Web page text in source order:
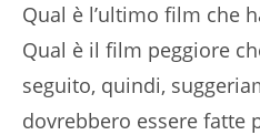
Qual è l’ultimo film che
Qual è il film peggiore
seguito, quindi,
dovrebbero essere fatte